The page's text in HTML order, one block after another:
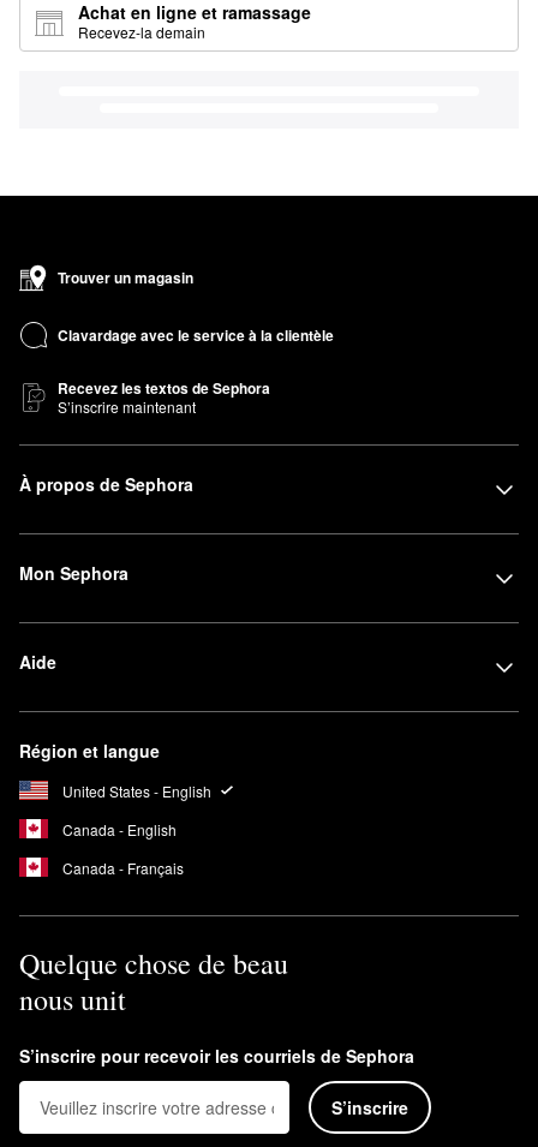
Achat en ligne et ramassage
Recevez-la demain
Trouver un magasin
Clavardage avec le service à la clientèle
Recevez les textos de Sephora
S’inscrire maintenant
À propos de Sephora
Mon Sephora
Aide
Région et langue
United States - English
Canada - English
Canada - Français
Quelque chose de beau
nous unit
S’inscrire pour recevoir les courriels de Sephora
S’inscrire